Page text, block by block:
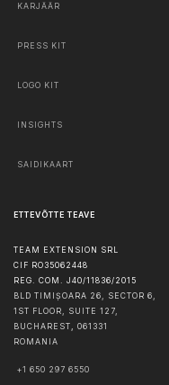
KARJÄÄR
PRESS KIT
LOGO KIT
INSIGHTS
SAIDIKAART
ETTEVÕTTE TEAVE
TEAM EXTENSION SRL
CIF RO35062448
REG. COM. J40/11836/2015
BLD TIMIȘOARA 26, SECTOR 6,
1ST FLOOR, SUITE 127,
BUCHAREST, 061331
ROMANIA
+1 650 297 6550